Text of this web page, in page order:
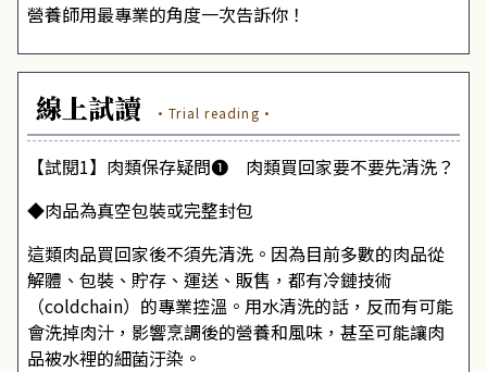
營養師用最專業的角度一次告訴你！
線上試讀 ·Trial reading·
【試閱1】肉類保存疑問❶ 肉類買回家要不要先清洗？
◆肉品為真空包裝或完整封包
這類肉品買回家後不須先清洗。因為目前多數的肉品從
解體、包裝、貯存、運送、販售，都有冷鏈技術
（coldchain）的專業控溫。用水清洗的話，反而有可能
會洗掉肉汁，影響烹調後的營養和風味，甚至可能讓肉
品被水裡的細菌汙染。